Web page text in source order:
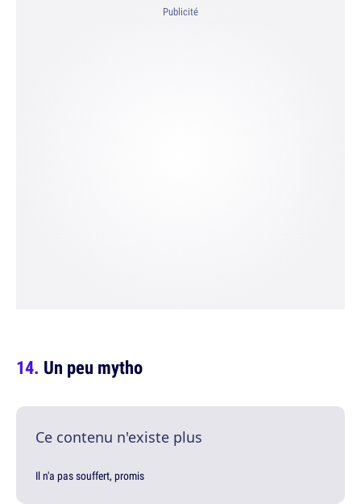
Publicité
Un peu mytho
Ce contenu n'existe plus
Il n'a pas souffert, promis